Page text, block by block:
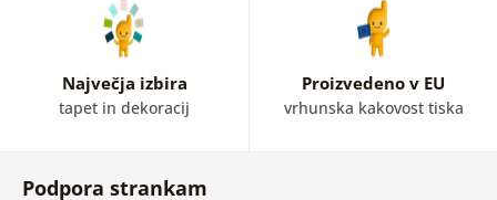
Največja izbira
tapet in dekoracij
Proizvedeno v EU
vrhunska kakovost tiska
Podpora strankam